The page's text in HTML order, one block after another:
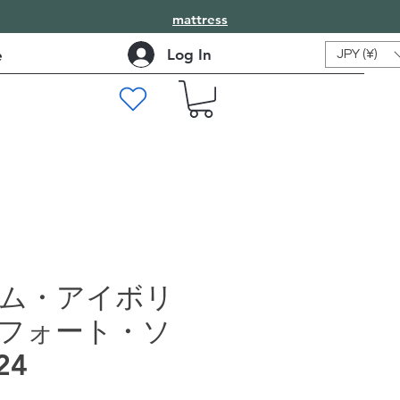
mattress
Log In JPY (¥)
・アイボリ
ォート・ソ